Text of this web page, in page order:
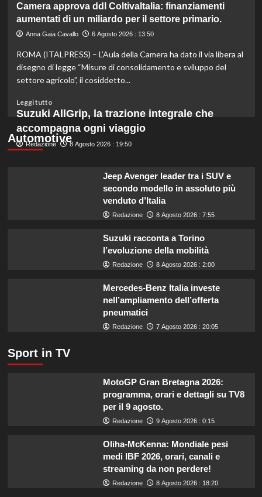
Mortadella
ritirata:
rischio
scopri
quali
marche
supermercati.
Camera approva ddl ColtivaItalia: finanziamenti
aumentati di un miliardo per il settore primario.
Anna Gaia Cavallo 6 Agosto 2026 : 13:50
ROMA (ITALPRESS) – L’Aula della Camera ha dato il via libera al
disegno di legge “Misure di consolidamento e sviluppo del
settore agricolo”, il cosiddetto...
Leggi tuttoLeggi
di
su
Camera
Automotive
Suzuki AllGrip, la trazione integrale che
accompagna ogni viaggio
Redazione 8 Agosto 2026 : 19:50
Jeep Avenger leader tra i SUV e
secondo modello in assoluto più
venduto d’Italia
Redazione 8 Agosto 2026 : 7:55
Suzuki racconta a Torino
l’evoluzione della mobilità
Redazione 8 Agosto 2026 : 2:00
Mercedes-Benz Italia investe
nell’ampliamento dell’offerta
pneumatici
Redazione 7 Agosto 2026 : 20:05
Sport in TV
MotoGP Gran Bretagna 2026:
programma, orari e dettagli su TV8
per il 9 agosto.
Redazione 9 Agosto 2026 : 0:15
Oliha-McKenna: Mondiale pesi
medi IBF 2026, orari, canali e
streaming da non perdere!
Redazione 8 Agosto 2026 : 18:20